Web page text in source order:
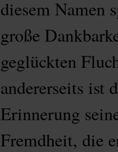
diesem Namen
große
geglückten
andererseits ist
Erinnerung
Fremdheit, die